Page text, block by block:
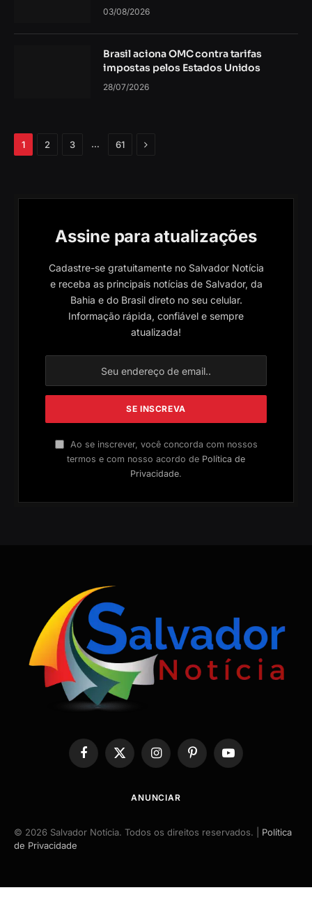
03/08/2026
Brasil aciona OMC contra tarifas
impostas pelos Estados Unidos
28/07/2026
1 2 3 … 61 Próximo
Assine para atualizações
Cadastre-se gratuitamente no Salvador Notícia
e receba as principais notícias de Salvador, da
Bahia e do Brasil direto no seu celular.
Informação rápida, confiável e sempre
atualizada!
Ao se inscrever, você concorda com nossos
termos e com nosso acordo de Política de
Privacidade.
Facebook
X
InstagramPinterestYouTube
ANUNCIAR
© 2026 Salvador Notícia. Todos os direitos reservados. | Política
de Privacidade